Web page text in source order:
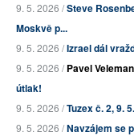
9. 5. 2026 /Steve
Moskvě p...
9. 5. 2026 /Izrael dál
9. 5. 2026 /Pavel Veleman
útlak!
9. 5. 2026 /Tuzex č. 2, 9.
9. 5. 2026 /Navzájem se